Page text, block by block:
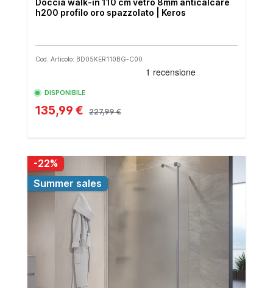
h200 profilo oro spazzolato | Keros
Cod. Articolo: BD05KER110BG-C00
DISPONIBILE
135,99 € 227,99 €
-22%
Summer sales